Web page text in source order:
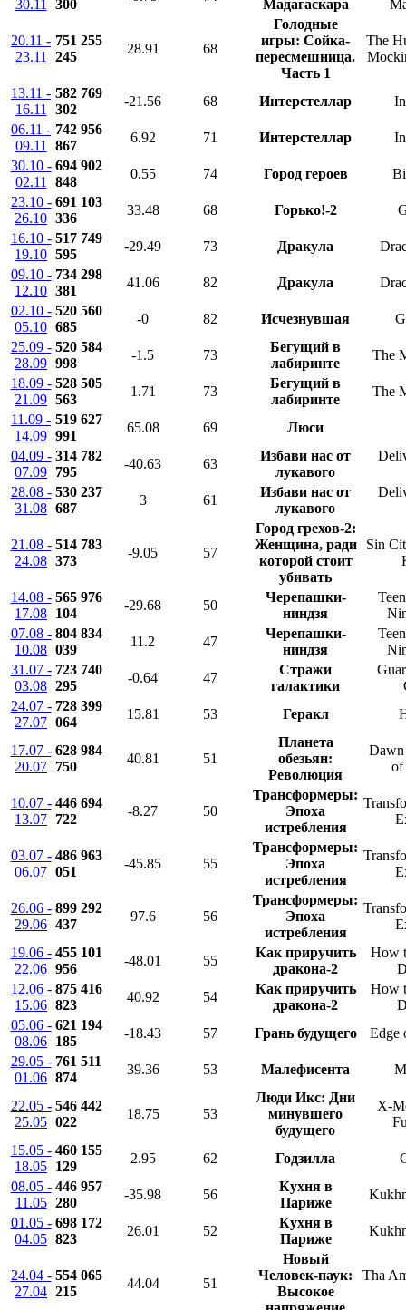
30.11
300
Мадагаскара
20.11 -
23.11
751 255
245
28.91 68
Голодные
игры: Сойка-
пересмешница.
Часть 1
The
13.11 -
16.11
582 769
302
-21.56 68 Интерстеллар
06.11 -
09.11
742 956
867
6.92 71 Интерстеллар
30.10 -
02.11
694 902
848
0.55 74 Город героев
23.10 -
26.10
691 103
336
33.48 68 Горько!-2
16.10 -
19.10
517 749
595
-29.49 73 Дракула
09.10 -
12.10
734 298
381
41.06 82 Дракула
02.10 -
05.10
520 560
685
-0 82 Исчезнувшая
25.09 -
28.09
520 584
998
-1.5 73
Бегущий в
лабиринте
The
18.09 -
21.09
528 505
563
1.71 73
Бегущий в
лабиринте
The
11.09 -
14.09
519 627
991
65.08 69
Люси
04.09 -
07.09
314 782
795
-40.63 63
Избави нас от
лукавого
28.08 -
31.08
530 237
687
3 61
Избави нас от
лукавого
21.08 -
24.08
514 783
373
-9.05 57
Город грехов-2:
Женщина, ради
которой стоит
убивать
Sin
14.08 -
17.08
565 976
104
-29.68 50
Черепашки-
ниндзя
07.08 -
10.08
804 834
039
11.2 47
Черепашки-
ниндзя
31.07 -
03.08
723 740
295
-0.64 47
Стражи
галактики
24.07 -
27.07
728 399
064
15.81 53 Геракл
17.07 -
20.07
628 984
750
40.81 51
Планета
обезьян:
Революция
Dawn
of
10.07 -
13.07
446 694
722
-8.27 50
Трансформеры:
Эпоха
истребления
03.07 -
06.07
486 963
051
-45.85 55
Трансформеры:
Эпоха
истребления
26.06 -
29.06
899 292
437
97.6 56
Трансформеры:
Эпоха
истребления
19.06 -
22.06
455 101
956
-48.01 55
Как приручить
дракона-2
How
12.06 -
15.06
875 416
823
40.92 54
Как приручить
дракона-2
How
05.06 -
08.06
621 194
185
-18.43 57 Грань будущего
Edge
29.05 -
01.06
761 511
874
39.36 53 Малефисента
22.05 -
25.05
546 442
022
18.75 53
Люди Икс: Дни
минувшего
будущего
X-
15.05 -
18.05
460 155
129
2.95 62 Годзилла
08.05 -
11.05
446 957
280
-35.98 56
Кухня в
Париже
01.05 -
04.05
698 172
823
26.01 52
Кухня в
Париже
24.04 -
27.04
554 065
215
44.04 51
Новый
Человек-паук:
Высокое
Tha